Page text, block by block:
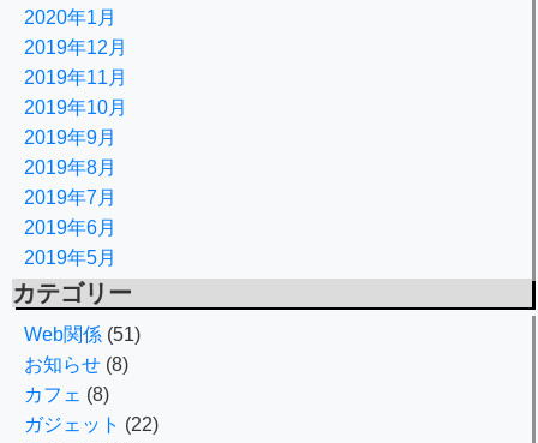
2020年1月
2019年12月
2019年11月
2019年10月
2019年9月
2019年8月
2019年7月
2019年6月
2019年5月
カテゴリー
Web関係 (51)
お知らせ (8)
カフェ (8)
ガジェット (22)